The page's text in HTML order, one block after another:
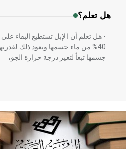
هل تعلم؟
- هل تعلم أن الإبل تستطيع البقاء
40% من ماء جسمها ويعود ذلك
جسمها تبعاً لتغير درجة حرارة الجو،
- هل تعلم أن أبقراط كتب في
الحكم، الأدلة، تنظيم التغذية،
له الفضل بأنه حرر الطب من الدين